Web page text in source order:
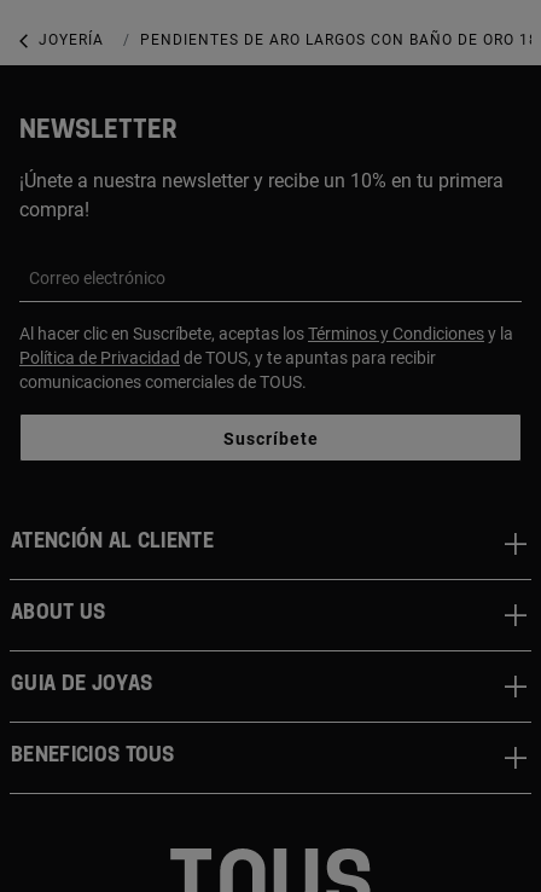
JOYERÍA JOYAS DE PLATA 925
PENDIENTES DE ARO LARGOS CON BAÑO DE ORO
NEWSLETTER
¡Únete a nuestra newsletter y recibe un 10% en tu primera
compra!
Correo electrónico
Al hacer clic en Suscríbete, aceptas losTérminos y Condicionesy la
Política de Privacidad de TOUS, y te apuntas para recibir
comunicaciones comerciales de TOUS.
Suscríbete
Atención al cliente
About us
Guia de joyas
Beneficios TOUS